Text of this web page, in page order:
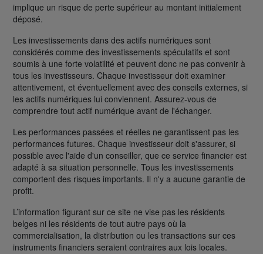
implique un risque de perte supérieur au montant initialement
déposé.
Les investissements dans des actifs numériques sont
considérés comme des investissements spéculatifs et sont
soumis à une forte volatilité et peuvent donc ne pas convenir à
tous les investisseurs. Chaque investisseur doit examiner
attentivement, et éventuellement avec des conseils externes, si
les actifs numériques lui conviennent. Assurez-vous de
comprendre tout actif numérique avant de l'échanger.
Les performances passées et réelles ne garantissent pas les
performances futures. Chaque investisseur doit s'assurer, si
possible avec l'aide d'un conseiller, que ce service financier est
adapté à sa situation personnelle. Tous les investissements
comportent des risques importants. Il n'y a aucune garantie de
profit.
L’information figurant sur ce site ne vise pas les résidents
belges ni les résidents de tout autre pays où la
commercialisation, la distribution ou les transactions sur ces
instruments financiers seraient contraires aux lois locales.